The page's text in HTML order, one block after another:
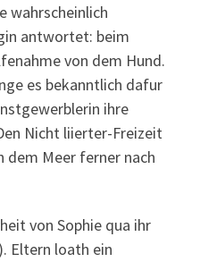
wahrscheinlich
antwortet: beim
von dem Hund.
es bekanntlich dafur
ihre
Nicht liierter-Freizeit
Meer ferner nach
von Sophie qua ihr
Eltern loath ein